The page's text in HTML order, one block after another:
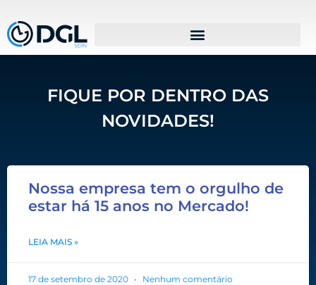
FIQUE POR DENTRO DAS
NOVIDADES!
Nossa empresa tem o orgulho de
estar há 15 anos no Mercado!
LEIA MAIS »
17 de setembro de 2020 Nenhum comentário